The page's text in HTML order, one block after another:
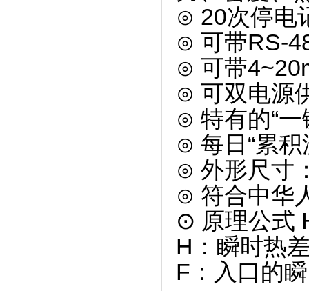
⊙ 20次停电
⊙ 可带RS-
⊙ 可带
⊙ 可双电源
⊙ 特有的“一
⊙ 每日“累积
⊙ 外形尺寸
⊙ 符合中华
⊙ 原理公式
H：瞬时热
F：入口的